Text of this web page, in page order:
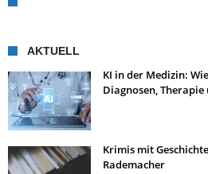
AKTUELL
KI in der Medizin:
Diagnosen,
Krimis mit
Rademacher